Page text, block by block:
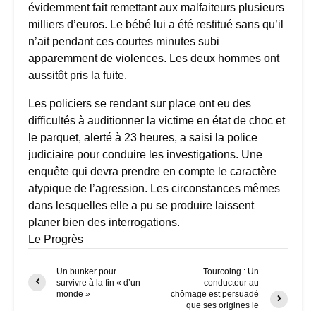
évidemment fait remettant aux malfaiteurs plusieurs
milliers d’euros. Le bébé lui a été restitué sans qu’il
n’ait pendant ces courtes minutes subi
apparemment de violences. Les deux hommes ont
aussitôt pris la fuite.
Les policiers se rendant sur place ont eu des
difficultés à auditionner la victime en état de choc et
le parquet, alerté à 23 heures, a saisi la police
judiciaire pour conduire les investigations. Une
enquête qui devra prendre en compte le caractère
atypique de l’agression. Les circonstances mêmes
dans lesquelles elle a pu se produire laissent
planer bien des interrogations.
Le Progrès
Un bunker pour
survivre à la fin « d’un
monde »
Tourcoing : Un
conducteur au
chômage est persuadé
que ses origines le